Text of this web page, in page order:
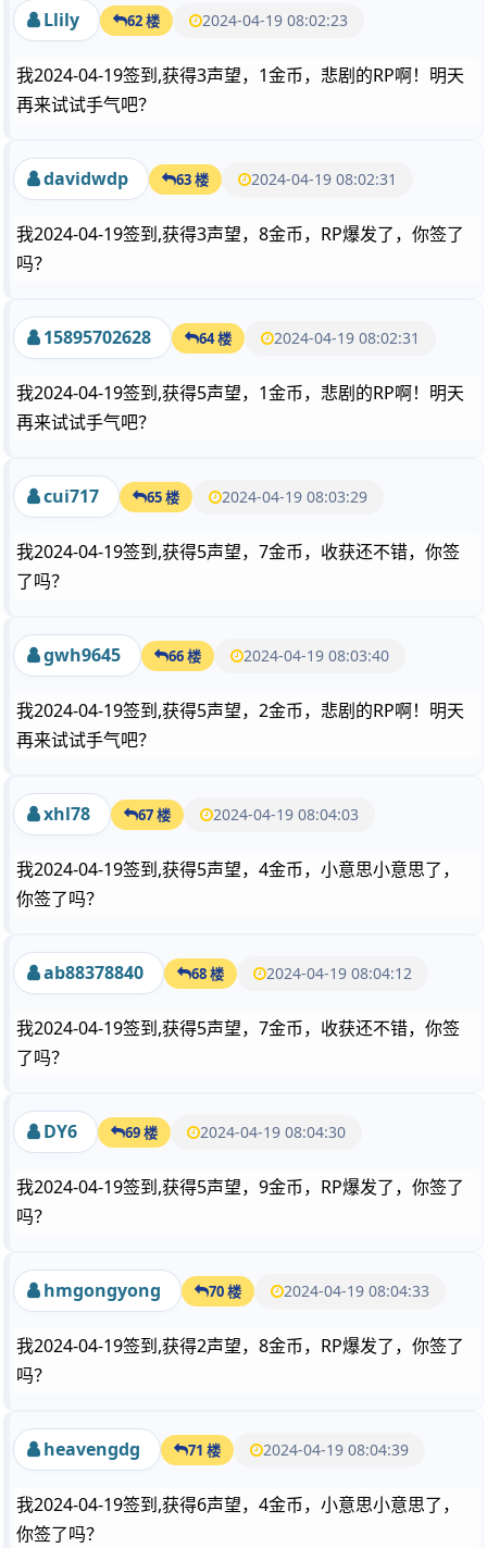
Llily 62 楼 2024-04-19 08:02:23
我2024-04-19签到,获得3声望，1金币，悲剧的RP啊！明天
再来试试手气吧？
davidwdp 63 楼 2024-04-19 08:02:31
我2024-04-19签到,获得3声望，8金币，RP爆发了，你签了
吗？
15895702628 64 楼 2024-04-19 08:02:31
我2024-04-19签到,获得5声望，1金币，悲剧的RP啊！明天
再来试试手气吧？
cui717 65 楼 2024-04-19 08:03:29
我2024-04-19签到,获得5声望，7金币，收获还不错，你签
了吗？
gwh9645 66 楼 2024-04-19 08:03:40
我2024-04-19签到,获得5声望，2金币，悲剧的RP啊！明天
再来试试手气吧？
xhl78 67 楼 2024-04-19 08:04:03
我2024-04-19签到,获得5声望，4金币，小意思小意思了，
你签了吗？
ab88378840 68 楼 2024-04-19 08:04:12
我2024-04-19签到,获得5声望，7金币，收获还不错，你签
了吗？
DY6 69 楼 2024-04-19 08:04:30
我2024-04-19签到,获得5声望，9金币，RP爆发了，你签了
吗？
hmgongyong 70 楼 2024-04-19 08:04:33
我2024-04-19签到,获得2声望，8金币，RP爆发了，你签了
吗？
heavengdg 71 楼 2024-04-19 08:04:39
我2024-04-19签到,获得6声望，4金币，小意思小意思了，
你签了吗？